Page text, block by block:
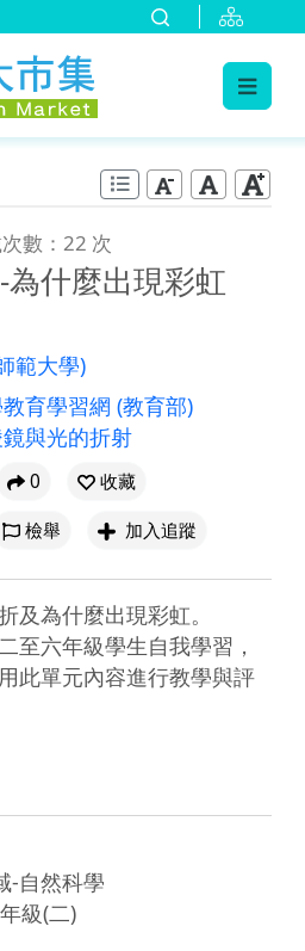
數：22 次
什麼出現彩虹
範大學)
育學習網 (教育部)
與光的折射
0
收藏
檢舉 加入追蹤
及為什麼出現彩虹。
至六年級學生自我學習，
此單元內容進行教學與評
-自然科學
級(二)